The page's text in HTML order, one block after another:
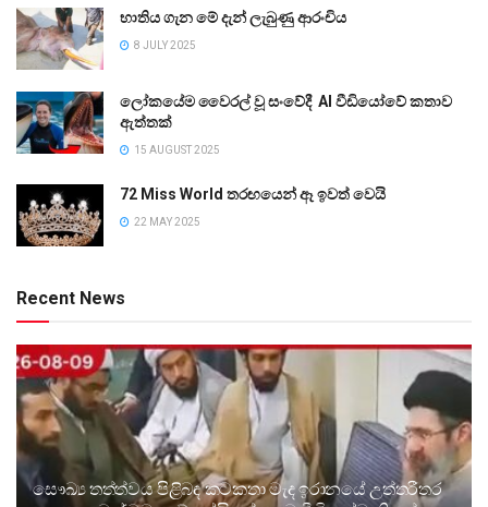
භාතිය ගැන මේ දැන් ලැබුණු ආරංචිය
8 JULY 2025
ලෝකයේම වෛරල් වූ සංවේදී AI වීඩියෝවේ කතාව
ඇත්තක්
15 AUGUST 2025
72 Miss World තරඟයෙන් ඈ ඉවත් වෙයි
22 MAY 2025
Recent News
සෞඛ්‍ය තත්ත්වය පිළිබඳ කටකතා මැද ඉරානයේ උත්තරීතර